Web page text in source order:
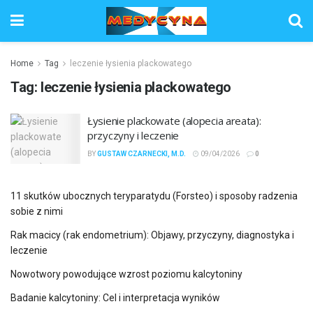
Home Tag leczenie łysienia plackowatego
Tag: leczenie łysienia plackowatego
Łysienie plackowate (alopecia areata):
przyczyny i leczenie
BYGUSTAW CZARNECKI, M.D. 09/04/2026 0
11 skutków ubocznych teryparatydu (Forsteo) i sposoby radzenia
sobie z nimi
Rak macicy (rak endometrium): Objawy, przyczyny, diagnostyka i
leczenie
Nowotwory powodujące wzrost poziomu kalcytoniny
Badanie kalcytoniny: Cel i interpretacja wyników